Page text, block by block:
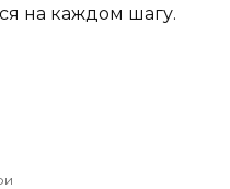
на каждом шагу.